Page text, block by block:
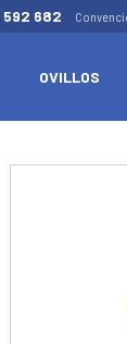
OVILLOS
682